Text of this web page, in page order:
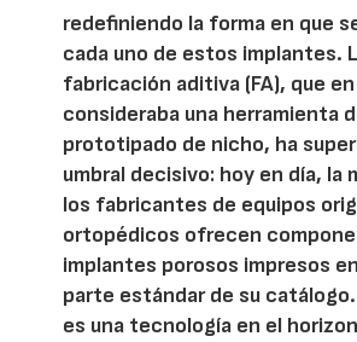
redefiniendo la forma en que
cada uno de estos implantes.
fabricación aditiva (FA), que
consideraba una herramienta
prototipado de nicho, ha
umbral decisivo: hoy en día, la
los fabricantes de equipos
ortopédicos ofrecen
implantes porosos impresos
parte estándar de su
es una tecnología en el